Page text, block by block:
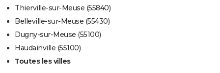
Thierville-sur-Meuse (55840)
Belleville-sur-Meuse (55430)
Dugny-sur-Meuse (55100)
Haudainville (55100)
Toutes les villes